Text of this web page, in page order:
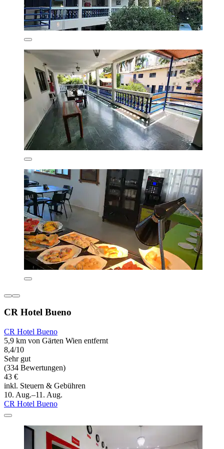
CR Hotel Bueno
CR Hotel Bueno
5,9 km von Gärten Wien entfernt
8,4/10
Sehr gut
(334 Bewertungen)
43 €
inkl. Steuern & Gebühren
10. Aug.–11. Aug.
CR Hotel Bueno